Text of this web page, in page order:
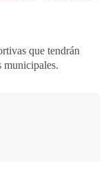
que tendrán
municipales.